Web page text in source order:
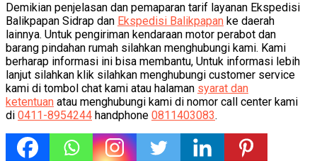
Demikian penjelasan dan pemaparan tarif layanan Ekspedisi
Balikpapan Sidrap dan Ekspedisi Balikpapan ke daerah
lainnya. Untuk pengiriman kendaraan motor perabot dan
barang pindahan rumah silahkan menghubungi kami. Kami
berharap informasi ini bisa membantu, Untuk informasi lebih
lanjut silahkan klik silahkan menghubungi customer service
kami di tombol chat kami atau halaman syarat dan
ketentuan atau menghubungi kami di nomor call center kami
di 0411-8954244 handphone 0811403083.